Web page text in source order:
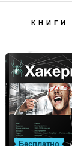
КНИГИ
Бесплатно